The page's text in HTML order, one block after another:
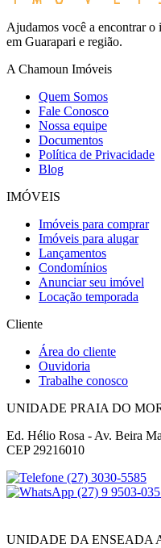
Ajudamos você a encontrar
em Guarapari e região.
A Chamoun Imóveis
Quem Somos
Fale Conosco
Nossa equipe
Documentos
Política de Privacidade
Blog
IMÓVEIS
Imóveis para comprar
Imóveis para alugar
Lançamentos
Condomínios
Anunciar seu imóvel
Locação temporada
Cliente
Área do cliente
Ouvidoria
Trabalhe conosco
UNIDADE PRAIA DO
Ed. Hélio Rosa - Av. Beira
CEP 29216010
(27) 3030-5585
(27) 9 9503-
UNIDADE DA ENSEADA